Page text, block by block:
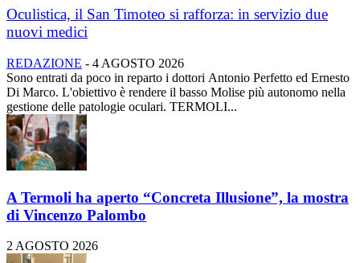
Oculistica, il San Timoteo si rafforza: in servizio due
nuovi medici
REDAZIONE - 4 AGOSTO 2026
Sono entrati da poco in reparto i dottori Antonio Perfetto ed Ernesto
Di Marco. L'obiettivo è rendere il basso Molise più autonomo nella
gestione delle patologie oculari. TERMOLI...
A Termoli ha aperto “Concreta Illusione”, la mostra
di Vincenzo Palombo
2 AGOSTO 2026